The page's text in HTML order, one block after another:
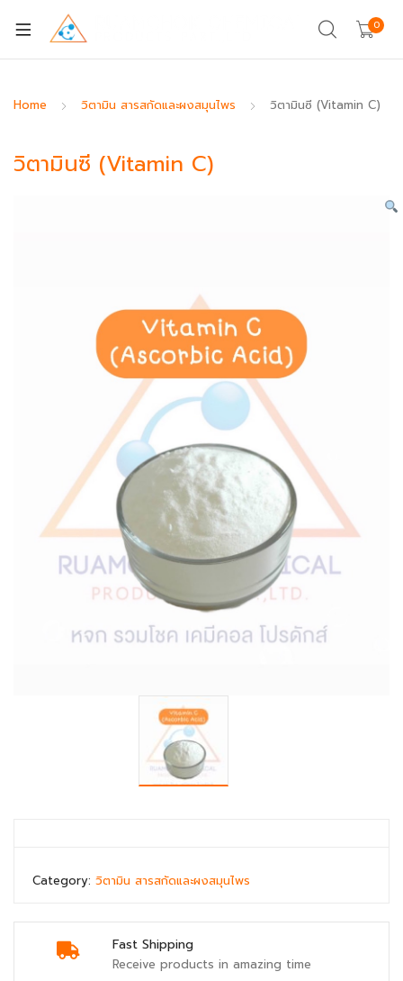
0
Home วิตามิน สารสกัดและผงสมุนไพร วิตามินซี (Vitamin C)
วิตามินซี (Vitamin C)
Fast Shipping
Receive products in amazing time
Category: วิตามิน สารสกัดและผงสมุนไพร